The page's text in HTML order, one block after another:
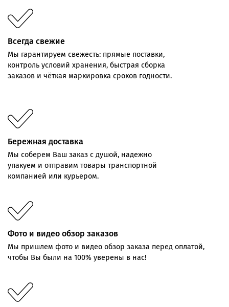
Всегда свежие
Мы гарантируем свежесть: прямые поставки,
контроль условий хранения, быстрая сборка
заказов и чёткая маркировка сроков годности.
Бережная доставка
Мы соберем Ваш заказ с душой, надежно
упакуем и отправим товары транспортной
компанией или курьером.
Фото и видео обзор заказов
Мы пришлем фото и видео обзор заказа перед оплатой,
чтобы Вы были на 100% уверены в нас!